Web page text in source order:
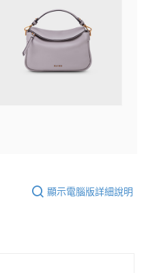
顯示電腦版詳細說明